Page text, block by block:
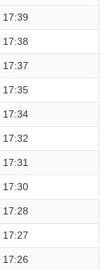
17:39
17:38
17:37
17:35
17:34
17:32
17:31
17:30
17:28
17:27
17:26